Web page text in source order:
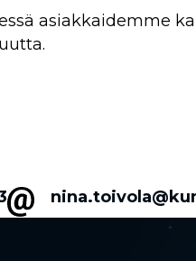
asiakkaidemme